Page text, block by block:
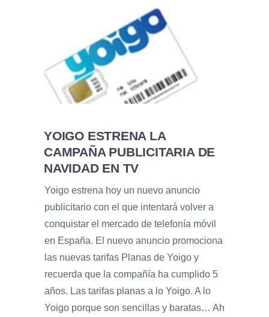
YOIGO ESTRENA LA
CAMPAÑA PUBLICITARIA DE
NAVIDAD EN TV
Yoigo estrena hoy un nuevo anuncio
publicitario con el que intentará volver a
conquistar el mercado de telefonía móvil
en España. El nuevo anuncio promociona
las nuevas tarifas Planas de Yoigo y
recuerda que la compañía ha cumplido 5
años. Las tarifas planas a lo Yoigo. A lo
Yoigo porque son sencillas y baratas… Ah